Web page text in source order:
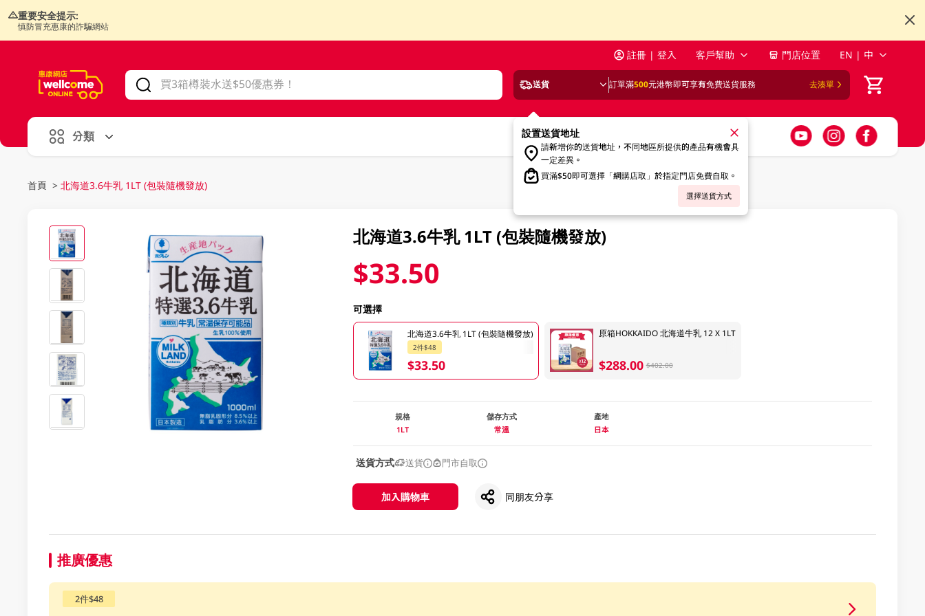
重要安全提示:
慎防冒充惠康的詐騙網站
註冊 | 登入 客戶幫助 門店位置 EN | 中
送貨 訂單滿500元港幣即可享有免費送貨服務 去湊單
設置送貨地址
請新增你的送貨地址，不同地區所提供的產品有機會具
一定差異。
買滿$50即可選擇「網購店取」於指定門店免費自取。
選擇送貨方式
分類
首頁 > 北海道3.6牛乳 1LT (包裝隨機發放)
北海道3.6牛乳 1LT (包裝隨機發放)
$33.50
可選擇
北海道3.6牛乳 1LT (包裝隨機發放)
2件$48
$33.50
原箱HOKKAIDO 北海道牛乳 12 X 1LT
$288.00 $402.00
規格
1LT
儲存方式
常溫
產地
日本
送貨方式 送貨 門市自取
加入購物車 同朋友分享
推廣優惠
2件$48